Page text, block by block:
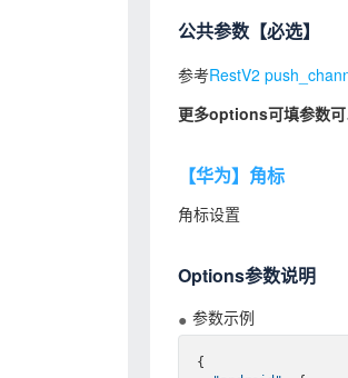
公共参数【必选】
参考RestV2
更多options可填参数
【华为】角标
角标设置
Options参数说明
参数示例
{